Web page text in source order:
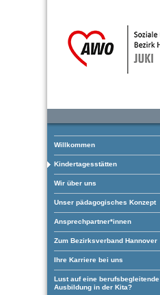
Willkommen
Kindertagesstätten
Wir über uns
Unser pädagogisches Konzept
Ansprechpartner*innen
Zum Bezirksverband Hannover
Ihre Karriere bei uns
Lust auf eine berufsbegleitende
Ausbildung in der Kita?